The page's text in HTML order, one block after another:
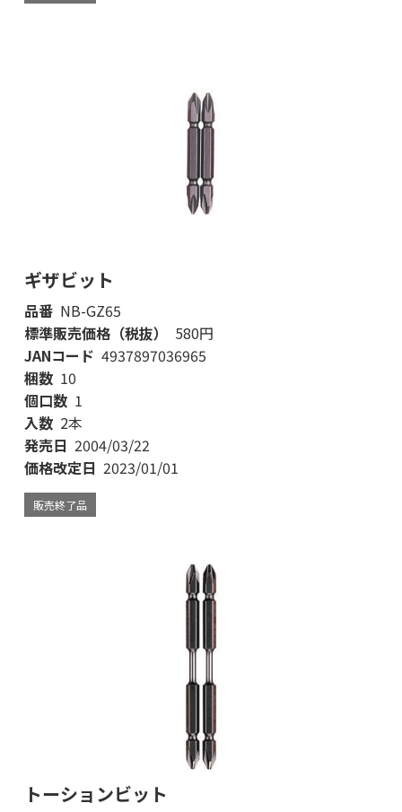
ギザビット
品番 NB-GZ65
標準販売価格（税抜）
580円
JANコード 4937897036965
梱数 10
個口数 1
入数 2本
発売日 2004/03/22
価格改定日 2023/01/01
販売終了品
トーションビット